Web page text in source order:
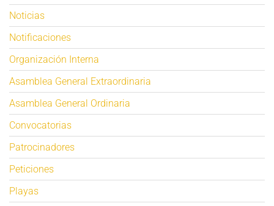
Noticias
Notificaciones
Organización Interna
Asamblea General Extraordinaria
Asamblea General Ordinaria
Convocatorias
Patrocinadores
Peticiones
Playas